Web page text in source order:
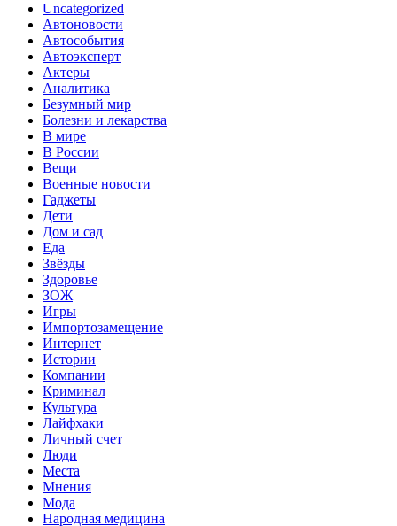
Uncategorized
Автоновости
Автособытия
Автоэксперт
Актеры
Аналитика
Безумный мир
Болезни и лекарства
В мире
В России
Вещи
Военные новости
Гаджеты
Дети
Дом и сад
Еда
Звёзды
Здоровье
ЗОЖ
Игры
Импортозамещение
Интернет
Истории
Компании
Криминал
Культура
Лайфхаки
Личный счет
Люди
Места
Мнения
Мода
Народная медицина